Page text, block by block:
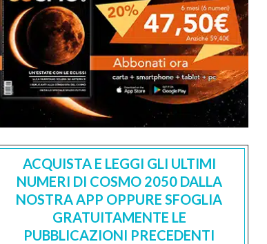
ACQUISTA E LEGGI GLI ULTIMI
NUMERI DI COSMO 2050 DALLA
NOSTRA APP OPPURE SFOGLIA
GRATUITAMENTE LE
PUBBLICAZIONI PRECEDENTI